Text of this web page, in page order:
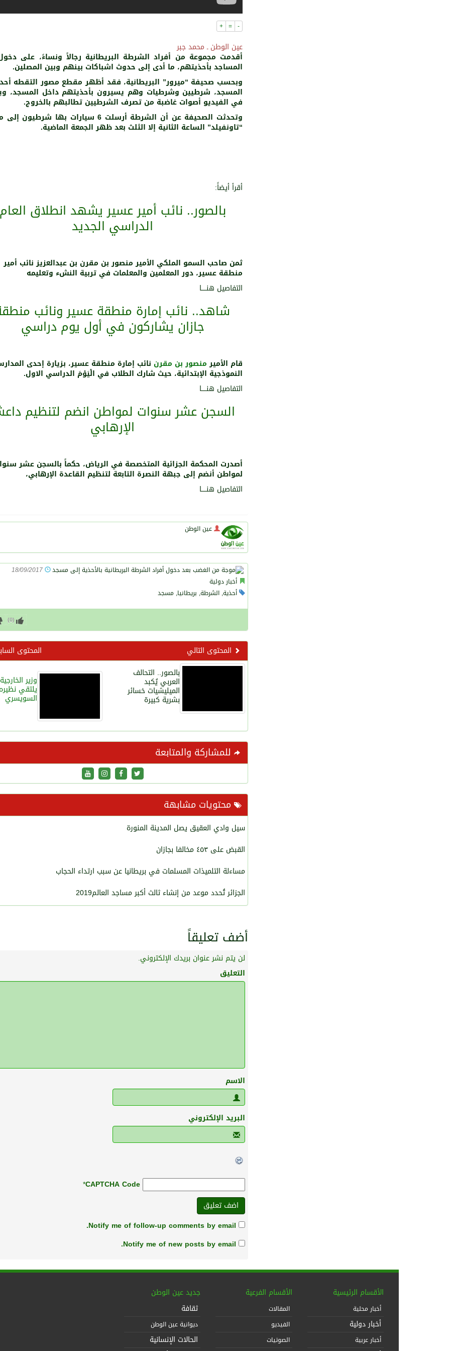
+ = -
عين الوطن ـ محمد جبر
أقدمت مجموعة من أفراد الشرطة البريطانية رجالاً ونساءً، على
المساجد بأحذيتهم، ما أدى إلى حدوث اشباكات بينهم وبين المصلين.
وبحسب صحيفة “ميرور” البريطانية، فقد أظهر مقطع مصور التقطه
المسجد، شرطيين وشرطيات وهم يسيرون بأحذيتهم داخل المسجد،
في الفيديو أصوات غاضبة من تصرف الشرطيين تطالبهم بالخروج.
وتحدثت الصحيفة عن أن الشرطة أرسلت 6 سيارات بها
“تاونفيلد” الساعة الثانية إلا الثلث بعد ظهر الجمعة الماضية.
أقرأ أيضاً:
بالصور.. نائب أمير عسير يشهد انطلاق
الدراسي الجديد
ثمن صاحب السمو الملكي الأمير منصور بن مقرن بن عبدالعزيز نائب أمير
منطقة عسير، دور المعلمين والمعلمات في تربية النشء وتعليمه
التفاصيل هنـــــا
شاهد.. نائب إمارة منطقة عسير ونائب
جازان يشاركون في أول يوم دراسي
قام الأميرمنصور بن مقرن نائب إمارة منطقة عسير، بزيارة إحدى
النموذجية الإبتدائية، حيث شارك الطلاب في الْيَوْمَ الدراسي الاول.
التفاصيل هنـــــا
السجن عشر سنوات لمواطن انضم لتنظيم
الإرهابي
أصدرت المحكمة الجزائية المتخصصة في الرياض، حكماً بالسجن عشر
لمواطن أنضم إلى جبهة النصرة التابعة لتنظيم القاعدة الإرهابي،
التفاصيل هنـــــا
عين الوطن
18/09/2017
أخبار دولية
أحذية, الشرطة, بريطانيا, مسجد
(
0
)
المحتوى المحتوى التالي
وزير الخارجية
يلتقي
السويسري
بالصور.. التحالف
العربي يُكبد
الميليشيات خسائر
بشرية كبيرة
للمشاركة والمتابعة
محتويات مشابهة
سيل وادي العقيق يصل المدينة المنورة
القبض على ٤٥٣ مخالفا بجازان
مساءلة التلميذات المسلمات في بريطانيا عن سبب ارتداء الحجاب
الجزائر تُحدد موعد من إنشاء ثالث أكبر مساجد العالم2019
أضف تعليقاً
لن يتم نشر عنوان بريدك الإلكتروني.
التعليق
الاسم
البريد الإلكتروني
CAPTCHA Code
*
Notify me of follow-up comments by email.
Notify me of new posts by email.
الأقسام الرئيسية
أخبار محلية
أخبار دولية
أخبار عربية
الأقسام الفرعية
المقالات
الفيديو
الصوتيات
جديد عين الوطن
ثقافة
ديوانية عين الوطن
الحالات الإنسانية